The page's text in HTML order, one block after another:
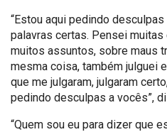
“Estou aqui pedindo
palavras certas. Pensei
muitos assuntos, sobre maus
mesma coisa, também julguei
que me julgaram, julgaram
pedindo desculpas a vocês”,
“Quem sou eu para dizer que